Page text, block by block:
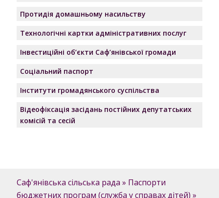
Протидія домашньому насильству
Технологічні картки адміністративних послуг
Інвестиційні об’єкти Саф’янівської громади
Соціальний паспорт
Інститути громадянського суспільства
Відеофіксація засідань постійних депутатських
комісій та сесій
Саф'янівська сільська рада » Паспорти
бюджетних програм (служба у справах дітей) »